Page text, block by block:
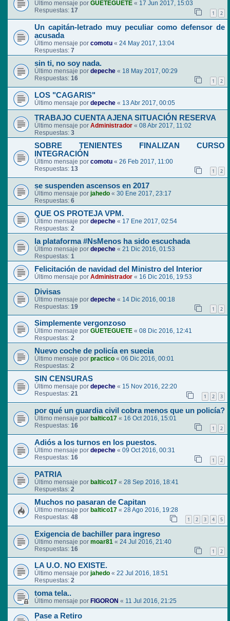
Último mensaje por GUETEGUETE « 17 Jun 2017, 15:03
Respuestas: 17 1 2
Un capitán-letrado muy peculiar como defensor de
acusada
Último mensaje por comotu « 24 May 2017, 13:04
Respuestas: 7
sin ti, no soy nada.
Último mensaje por depeche « 18 May 2017, 00:29
Respuestas: 16 1 2
LOS "CAGARIS"
Último mensaje por depeche « 13 Abr 2017, 00:05
TRABAJO CUENTA AJENA SITUACIÓN RESERVA
Último mensaje por Administrador « 08 Abr 2017, 11:02
Respuestas: 3
SOBRE TENIENTES FINALIZAN CURSO
INTEGRACIÓN
Último mensaje por comotu « 26 Feb 2017, 11:00
Respuestas: 13 1 2
se suspenden ascensos en 2017
Último mensaje por jahedo « 30 Ene 2017, 23:17
Respuestas: 6
QUE OS PROTEJA VPM.
Último mensaje por depeche « 17 Ene 2017, 02:54
Respuestas: 2
la plataforma #NsMenos ha sido escuchada
Último mensaje por depeche « 21 Dic 2016, 01:53
Respuestas: 1
Felicitación de navidad del Ministro del Interior
Último mensaje por Administrador « 16 Dic 2016, 19:53
Divisas
Último mensaje por depeche « 14 Dic 2016, 00:18
Respuestas: 19 1 2
Simplemente vergonzoso
Último mensaje por GUETEGUETE « 08 Dic 2016, 12:41
Respuestas: 2
Nuevo coche de policía en suecia
Último mensaje por practico « 06 Dic 2016, 00:01
Respuestas: 2
SIN CENSURAS
Último mensaje por depeche « 15 Nov 2016, 22:20
Respuestas: 21 1 2 3
por qué un guardia civil cobra menos que un policía?
Último mensaje por baltico17 « 16 Oct 2016, 15:01
Respuestas: 16 1 2
Adiós a los turnos en los puestos.
Último mensaje por depeche « 09 Oct 2016, 00:31
Respuestas: 16 1 2
PATRIA
Último mensaje por baltico17 « 28 Sep 2016, 18:41
Respuestas: 2
Muchos no pasaran de Capitan
Último mensaje por baltico17 « 28 Ago 2016, 19:28
Respuestas: 48 1 2 3 4 5
Exigencia de bachiller para ingreso
Último mensaje por moar81 « 24 Jul 2016, 21:40
Respuestas: 16 1 2
LA U.O. NO EXISTE.
Último mensaje por jahedo « 22 Jul 2016, 18:51
Respuestas: 2
toma tela..
Último mensaje por FIGORON « 11 Jul 2016, 21:25
Pase a Retiro